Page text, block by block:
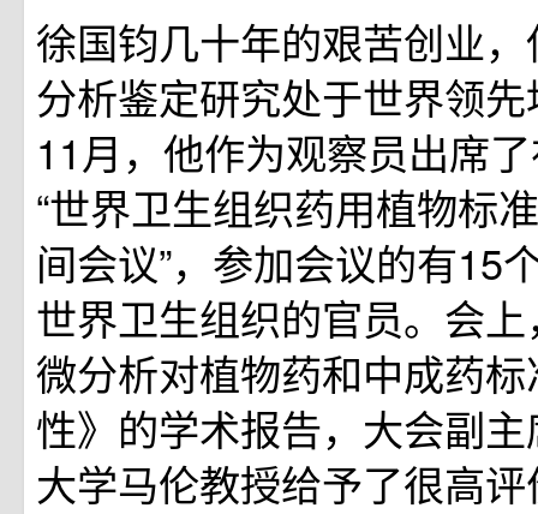
徐国钧几十年的艰苦创业
分析鉴定研究处于世界领
11月，他作为观察员出席
“世界卫生组织药用植物标
间会议”，参加会议的有15
世界卫生组织的官员。会
微分析对植物药和中成药
性》的学术报告，大会副
大学马伦教授给予了很高